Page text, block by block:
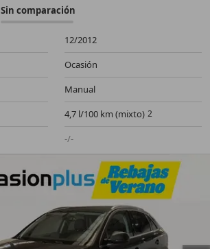
Sin comparación
12/2012
Ocasión
Manual
4,7 l/100 km (mixto)
-/-